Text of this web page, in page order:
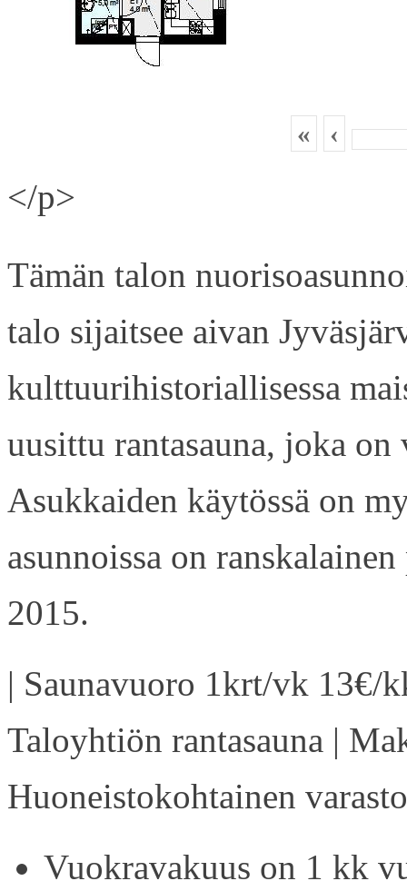
« ‹
</p>
Tämän talon
talo sijaitsee aivan
kulttuurihistoriallisessa
uusittu rantasauna, joka
Asukkaiden käytössä on
asunnoissa on
2015.
| Saunavuoro 1krt/vk 13€/
Taloyhtiön rantasauna |
Huoneistokohtainen
Vuokravakuus on 1 kk